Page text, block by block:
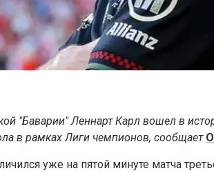
"Баварии" Леннарт Карл вошел в
в рамках Лиги чемпионов, сообщает
уже на пятой минуте матча